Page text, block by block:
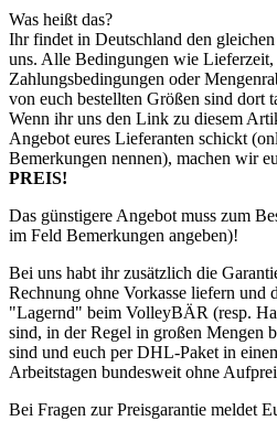
Was heißt das?
Ihr findet in Deutschland den
uns. Alle Bedingungen wie Lieferzeit,
Zahlungsbedingungen oder
von euch bestellten Größen sind dort
Wenn ihr uns den Link zu diesem
Angebot eures Lieferanten schickt
Bemerkungen nennen), machen wir
PREIS!
Das günstigere Angebot muss zum
im Feld Bemerkungen angeben)!
Bei uns habt ihr zusätzlich die
Rechnung ohne Vorkasse liefern und
"Lagernd" beim VolleyBÄR (resp.
sind, in der Regel in großen Mengen
sind und euch per DHL-Paket in
Arbeitstagen bundesweit ohne
Bei Fragen zur Preisgarantie meldet